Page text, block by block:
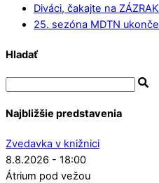
Diváci, čakajte na
25. sezóna MDTN
Hladať
Najbližšie predstavenia
Zvedavka v knižnici
8.8.2026 - 18:00
Átrium pod vežou